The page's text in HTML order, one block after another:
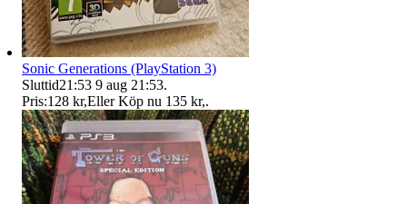
Sonic Generations (PlayStation 3)
Sluttid21:53 9 aug 21:53.
Pris:128 kr,Eller Köp nu 135 kr,.